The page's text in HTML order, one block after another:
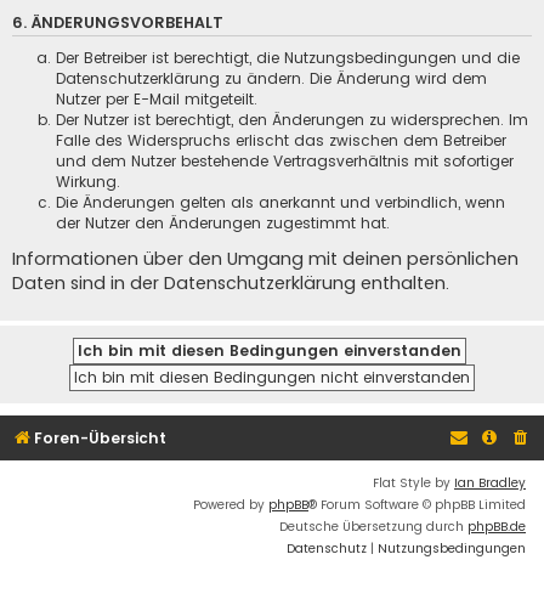
6. ÄNDERUNGSVORBEHALT
Der Betreiber ist berechtigt, die Nutzungsbedingungen und die
Datenschutzerklärung zu ändern. Die Änderung wird dem
Nutzer per E-Mail mitgeteilt.
Der Nutzer ist berechtigt, den Änderungen zu widersprechen. Im
Falle des Widerspruchs erlischt das zwischen dem Betreiber
und dem Nutzer bestehende Vertragsverhältnis mit sofortiger
Wirkung.
Die Änderungen gelten als anerkannt und verbindlich, wenn
der Nutzer den Änderungen zugestimmt hat.
Informationen über den Umgang mit deinen persönlichen
Daten sind in der Datenschutzerklärung enthalten.
Foren-Übersicht
Flat Style by Ian Bradley
Powered by phpBB® Forum Software © phpBB Limited
Deutsche Übersetzung durch phpBB.de
Datenschutz | Nutzungsbedingungen